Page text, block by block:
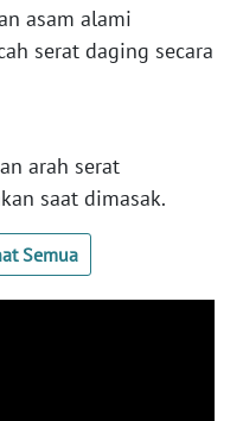
asam alami
serat daging secara
arah serat
saat dimasak.
Semua